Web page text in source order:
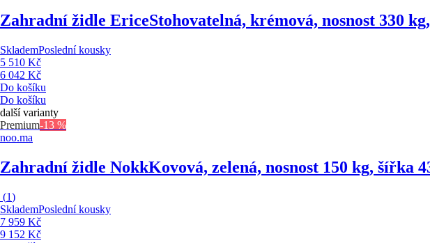
Zahradní židle EriceStohovatelná, krémová, nosnost 330
SklademPoslední kousky
5 510 Kč
6 042 Kč
Do košíku
Do košíku
další varianty
Premium-13 %
noo.ma
Zahradní židle NokkKovová, zelená, nosnost 150 kg, šířka
(1)
SklademPoslední kousky
7 959 Kč
9 152 Kč